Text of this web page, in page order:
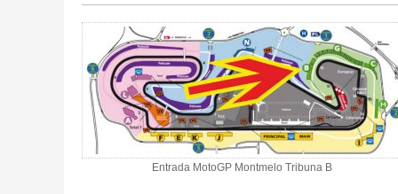
Entrada MotoGP Montmelo Tribuna B